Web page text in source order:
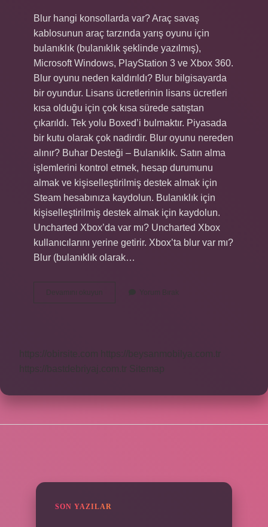
Blur hangi konsollarda var? Araç savaş
kablosunun araç tarzında yarış oyunu için
bulanıklık (bulanıklık şeklinde yazılmış),
Microsoft Windows, PlayStation 3 ve Xbox 360.
Blur oyunu neden kaldırıldı? Blur bilgisayarda
bir oyundur. Lisans ücretlerinin lisans ücretleri
kısa olduğu için çok kısa sürede satıştan
çıkarıldı. Tek yolu Boxed’i bulmaktır. Piyasada
bir kutu olarak çok nadirdir. Blur oyunu nereden
alınır? Buhar Desteği – Bulanıklık. Satın alma
işlemlerini kontrol etmek, hesap durumunu
almak ve kişiselleştirilmiş destek almak için
Steam hesabınıza kaydolun. Bulanıklık için
kişiselleştirilmiş destek almak için kaydolun.
Uncharted Xbox’da var mı? Uncharted Xbox
kullanıcılarını yerine getirir. Xbox’ta blur var mı?
Blur (bulanıklık olarak…
Devamını okuyun
Xbox
Yorum Bırak
https://obirsite.com
https://beysanmobilya.com.tr
https://bastdebriyaj.com.tr Sitemap
SON YAZILAR